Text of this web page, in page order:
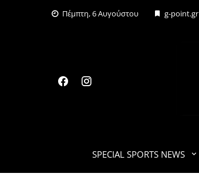
Πέμπτη, 6 Αυγούστου g-point.gr
SPECIAL SPORTS NEWS